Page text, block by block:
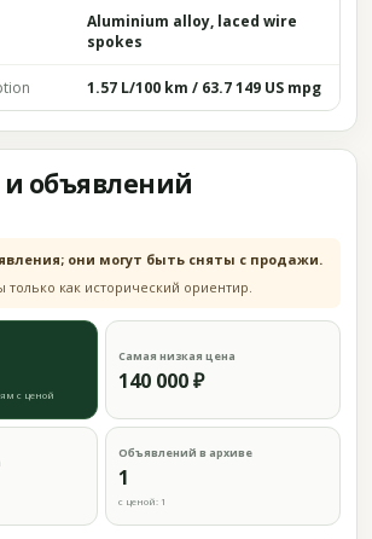
Aluminium alloy, laced wire
spokes
1.57 L/100 km / 63.7 149 US mpg
объявлений
они могут быть сняты с продажи.
только как исторический ориентир.
с ценой
Самая низкая цена
140 000 ₽
Объявлений в архиве
1
с ценой: 1